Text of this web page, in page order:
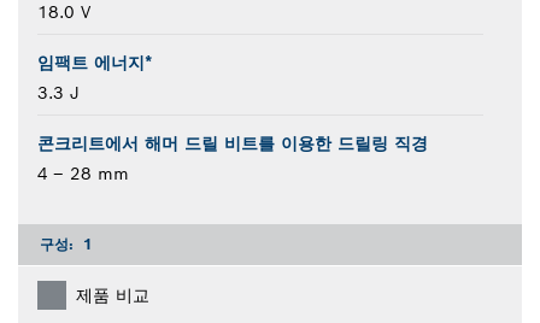
18.0 V
임팩트 에너지*
3.3 J
콘크리트에서 해머 드릴 비트를 이용한 드릴링 직경
4 – 28 mm
구성: 1
제품 비교